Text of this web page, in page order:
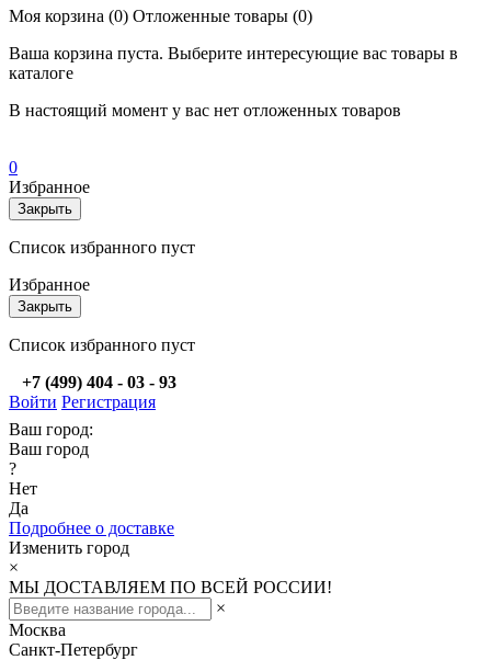
Моя корзина (0) Отложенные товары (0)
Ваша корзина пуста. Выберите интересующие вас товары в
каталоге
В настоящий момент у вас нет отложенных товаров
0
Избранное
Закрыть
Список избранного пуст
Избранное
Закрыть
Список избранного пуст
+7 (499) 404 - 03 - 93
Войти Регистрация
Ваш город:
Ваш город
?
Нет
Да
Подробнее о доставке
Изменить город
×
МЫ ДОСТАВЛЯЕМ ПО ВСЕЙ РОССИИ!
×
Москва
Санкт-Петербург